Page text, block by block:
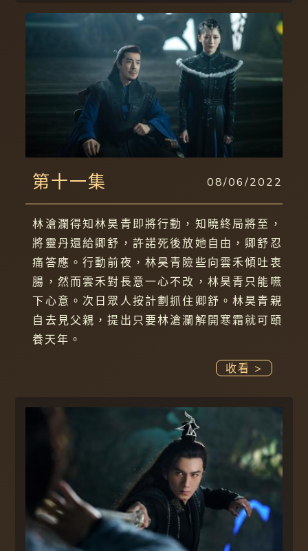
第十一集 08/06/2022
林滄瀾得知林昊青即將行動，知曉終局將至，
將靈丹還給卿舒，許諾死後放她自由，卿舒忍
痛答應。行動前夜，林昊青險些向雲禾傾吐衷
腸，然而雲禾對長意一心不改，林昊青只能嚥
下心意。次日眾人按計劃抓住卿舒。林昊青親
自去見父親，提出只要林滄瀾解開寒霜就可頤
養天年。
收看 >